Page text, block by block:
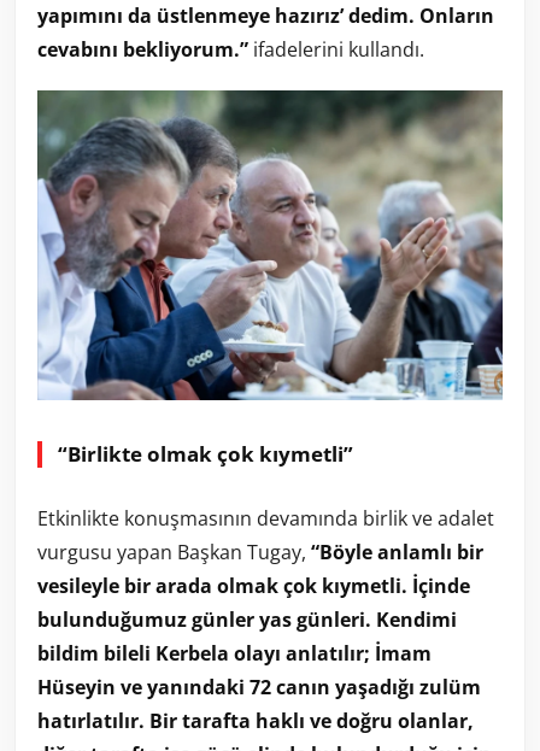
yapımını da üstlenmeye hazırız’ dedim. Onların
cevabını bekliyorum.” ifadelerini kullandı.
“Birlikte olmak çok kıymetli”
Etkinlikte konuşmasının devamında birlik ve adalet
vurgusu yapan Başkan Tugay, “Böyle anlamlı bir
vesileyle bir arada olmak çok kıymetli. İçinde
bulunduğumuz günler yas günleri. Kendimi
bildim bileli Kerbela olayı anlatılır; İmam
Hüseyin ve yanındaki 72 canın yaşadığı zulüm
hatırlatılır. Bir tarafta haklı ve doğru olanlar,